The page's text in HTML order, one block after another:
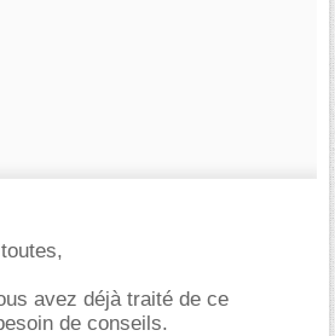
avez déjà traité de ce
de conseils.